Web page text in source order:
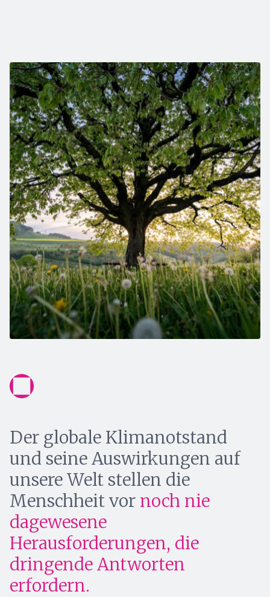
Der globale Klimanotstand
und seine Auswirkungen auf
unsere Welt stellen die
Menschheit vor noch nie
dagewesene
Herausforderungen, die
dringende Antworten
erfordern.